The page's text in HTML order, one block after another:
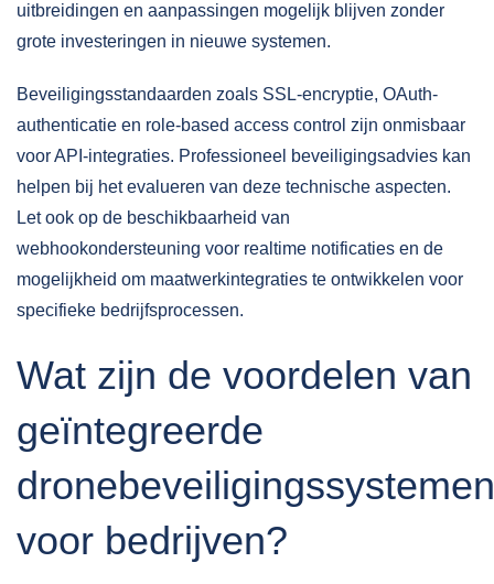
uitbreidingen en aanpassingen mogelijk blijven zonder
grote investeringen in nieuwe systemen.
Beveiligingsstandaarden zoals SSL-encryptie, OAuth-
authenticatie en role-based access control zijn onmisbaar
voor API-integraties. Professioneel beveiligingsadvies kan
helpen bij het evalueren van deze technische aspecten.
Let ook op de beschikbaarheid van
webhookondersteuning voor realtime notificaties en de
mogelijkheid om maatwerkintegraties te ontwikkelen voor
specifieke bedrijfsprocessen.
Wat zijn de voordelen van
geïntegreerde
dronebeveiligingssystemen
voor bedrijven?